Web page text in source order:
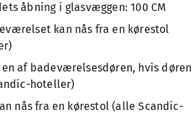
åbning i glasvæggen: 100 CM
kan nås fra en kørestol
af badeværelsesdøren, hvis døren
hoteller)
nås fra en kørestol (alle Scandic-